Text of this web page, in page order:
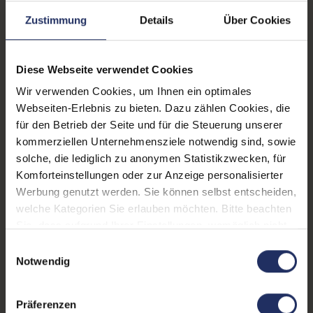
Zustimmung Details Über Cookies
Diese Webseite verwendet Cookies
Wir verwenden Cookies, um Ihnen ein optimales
Webseiten-Erlebnis zu bieten. Dazu zählen Cookies, die
für den Betrieb der Seite und für die Steuerung unserer
kommerziellen Unternehmensziele notwendig sind, sowie
solche, die lediglich zu anonymen Statistikzwecken, für
Komforteinstellungen oder zur Anzeige personalisierter
Werbung genutzt werden. Sie können selbst entscheiden,
welche Kategorien Sie erlauben möchten. Bitte beachten
Weitere Informationen finden Sie in
Notwendig
Präferenzen
Prozessor:
Intel Core i7 10610U @ 1,8
GHz
CPU Generation: 10
Prozessorkerne: 4
Datenspeicher: 500 GB SSD
Webcam: Ja
LTE: Nein
Tastaturbeleuchtung: